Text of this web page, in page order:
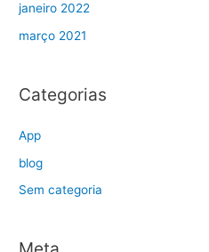
janeiro 2022
março 2021
Categorias
App
blog
Sem categoria